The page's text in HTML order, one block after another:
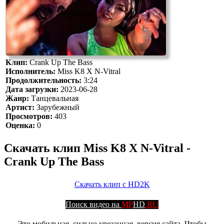
Клип:Crank Up The Bass
Исполнитель: Miss K8 X N-Vitral
Продолжительность: 3:24
Дата загрузки: 2023-06-28
Жанр: Танцевальная
Артист: Зарубежный
Просмотров: 403
Оценка: 0
Скачать клип Miss K8 X N-Vitral -
Crank Up The Bass
Скачать клип с HD2K
Поиск видео на MPHD.RU